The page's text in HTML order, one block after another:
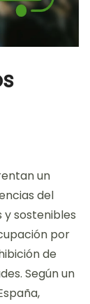
un
del
sostenibles
por
de
Según un